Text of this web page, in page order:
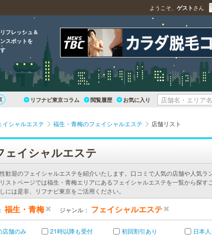
ようこそ、 ゲスト さん
フレッシュ＆
スポットを
リフナビ東京コラム 閲覧履歴 お気に入り
イシャルエステ 福生・青梅のフェイシャルエステ 店舗リスト
ェイシャルエステ
歓迎のフェイシャルエステを紹介いたします。口コミで人気の店舗や人気ラ
ストページでは福生・青梅エリアにあるフェイシャルエステを一覧から探す
には是非、リフナビ東京をご活用ください。
福生・青梅 ジャンル： フェイシャルエステ
店舗のみ 21時以降も受付 初回割引あり 日本